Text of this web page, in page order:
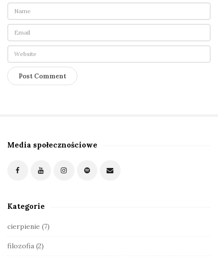
S
d
Media społecznościowe
Kategorie
cierpienie (7)
filozofia (2)